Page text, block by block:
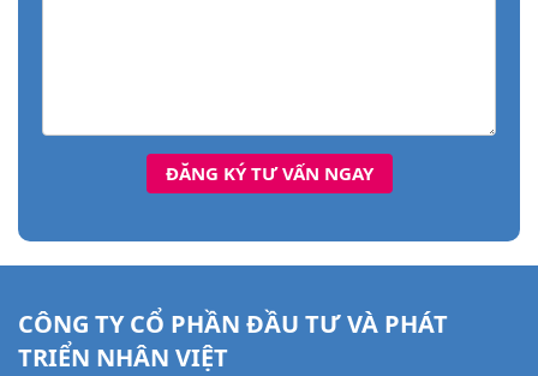
CÔNG TY CỔ PHẦN ĐẦU TƯ VÀ PHÁT
TRIỂN NHÂN VIỆT